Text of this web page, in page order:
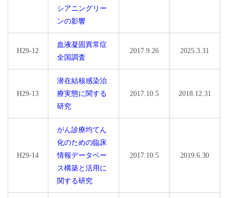
シアニングリー
ンの影響
H29-12
血液凝固異常症
全国調査
2017.9.26 2025.3.31
H29-13
潜在結核感染治
療実態に関する
研究
2017.10.5 2018.12.31
H29-14
がん診療均てん
化のための臨床
情報データベー
ス構築と活用に
関する研究
2017.10.5 2019.6.30